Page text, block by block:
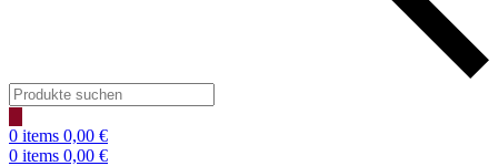
Products
search
0 items 0,00 €
0 items 0,00 €